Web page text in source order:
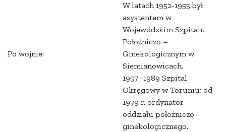
Po wojnie:
W latach 1952-1955 był
asystentem w
Wojewódzkim Szpitalu
Położniczo –
Ginekologicznym w
Siemianowicach.
1957 -1989 Szpital
Okręgowy w Toruniu; od
1979 r. ordynator
oddziału położniczo-
ginekologicznego.